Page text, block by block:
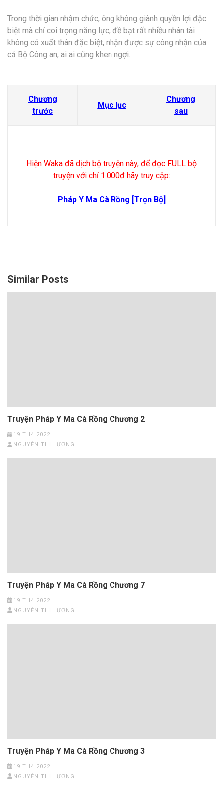
Trong thời gian nhậm chức, ông không giành quyền lợi đặc
biệt mà chỉ coi trọng năng lực, đề bạt rất nhiều nhân tài
không có xuất thân đặc biệt, nhận được sự công nhận của
cả Bộ Công an, ai ai cũng khen ngợi.
Chương
trước
Mục lục
Chương
sau
Hiện Waka đã dịch bộ truyện này, để đọc FULL bộ
truyện với chỉ 1.000đ hãy truy cập:
Pháp Y Ma Cà Rồng [Trọn Bộ]
Similar Posts
Truyện Pháp Y Ma Cà Rồng Chương 2
19 TH4 2022
NGUYỄN THỊ LƯƠNG
Truyện Pháp Y Ma Cà Rồng Chương 7
19 TH4 2022
NGUYỄN THỊ LƯƠNG
Truyện Pháp Y Ma Cà Rồng Chương 3
19 TH4 2022
NGUYỄN THỊ LƯƠNG